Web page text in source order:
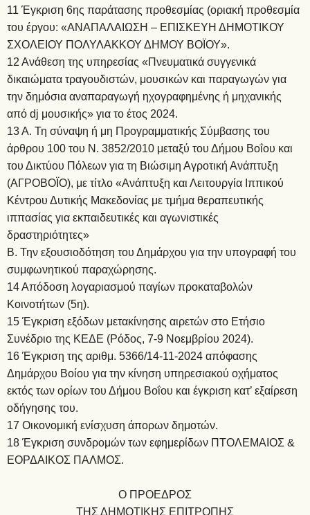
11 Έγκριση 6ης παράτασης προθεσμίας (οριακή προθεσμία
του έργου: «ΑΝΑΠΑΛΑΙΩΣΗ – ΕΠΙΣΚΕΥΗ ΔΗΜΟΤΙΚΟΥ
ΣΧΟΛΕΙΟΥ ΠΟΛΥΛΑΚΚΟΥ ΔΗΜΟΥ ΒΟΪΟΥ».
12 Ανάθεση της υπηρεσίας «Πνευματικά συγγενικά
δικαιώματα τραγουδιστών, μουσικών και παραγωγών για
την δημόσια αναπαραγωγή ηχογραφημένης ή μηχανικής
από dj μουσικής» για το έτος 2024.
13 Α. Τη σύναψη ή μη Προγραμματικής Σύμβασης του
άρθρου 100 του Ν. 3852/2010 μεταξύ του Δήμου Βοΐου και
του Δικτύου Πόλεων για τη Βιώσιμη Αγροτική Ανάπτυξη
(ΑΓΡΟΒΟΪΟ), με τίτλο «Ανάπτυξη και Λειτουργία Ιππικού
Κέντρου Δυτικής Μακεδονίας με τμήμα θεραπευτικής
ιππασίας για εκπαιδευτικές και αγωνιστικές
δραστηριότητες»
Β. Την εξουσιοδότηση του Δημάρχου για την υπογραφή του
συμφωνητικού παραχώρησης.
14 Απόδοση λογαριασμού παγίων προκαταβολών
Κοινοτήτων (5η).
15 Έγκριση εξόδων μετακίνησης αιρετών στο Ετήσιο
Συνέδριο της ΚΕΔΕ (Ρόδος, 7-9 Νοεμβρίου 2024).
16 Έγκριση της αριθμ. 5366/14-11-2024 απόφασης
Δημάρχου Βοίου για την κίνηση υπηρεσιακού οχήματος
εκτός των ορίων του Δήμου Βοΐου και έγκριση κατ’ εξαίρεση
οδήγησης του.
17 Οικονομική ενίσχυση άπορων δημοτών.
18 Έγκριση συνδρομών των εφημερίδων ΠΤΟΛΕΜΑΙΟΣ &
ΕΟΡΔΑΙΚΟΣ ΠΑΛΜΟΣ.
Ο ΠΡΟΕΔΡΟΣ
ΤΗΣ ΔΗΜΟΤΙΚΗΣ ΕΠΙΤΡΟΠΗΣ